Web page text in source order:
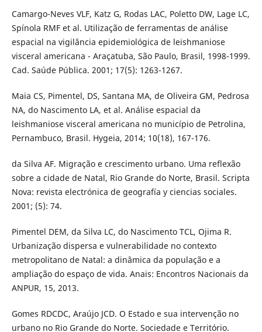
Camargo-Neves VLF, Katz G, Rodas LAC, Poletto DW, Lage LC,
Spínola RMF et al. Utilização de ferramentas de análise
espacial na vigilância epidemiológica de leishmaniose
visceral americana - Araçatuba, São Paulo, Brasil, 1998-1999.
Cad. Saúde Pública. 2001; 17(5): 1263-1267.
Maia CS, Pimentel, DS, Santana MA, de Oliveira GM, Pedrosa
NA, do Nascimento LA, et al. Análise espacial da
leishmaniose visceral americana no município de Petrolina,
Pernambuco, Brasil. Hygeia, 2014; 10(18), 167-176.
da Silva AF. Migração e crescimento urbano. Uma reflexão
sobre a cidade de Natal, Rio Grande do Norte, Brasil. Scripta
Nova: revista electrónica de geografía y ciencias sociales.
2001; (5): 74.
Pimentel DEM, da Silva LC, do Nascimento TCL, Ojima R.
Urbanização dispersa e vulnerabilidade no contexto
metropolitano de Natal: a dinâmica da população e a
ampliação do espaço de vida. Anais: Encontros Nacionais da
ANPUR, 15, 2013.
Gomes RDCDC, Araújo JCD. O Estado e sua intervenção no
urbano no Rio Grande do Norte. Sociedade e Território.